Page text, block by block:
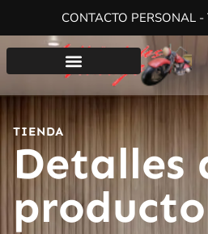
CONTACTO PERSONAL -
TIENDA
Detalles
producto